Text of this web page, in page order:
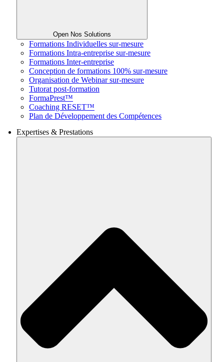
Open Nos Solutions
Formations Individuelles sur-mesure
Formations Intra-entreprise sur-mesure
Formations Inter-entreprise
Conception de formations 100% sur-mesure
Organisation de Webinar sur-mesure
Tutorat post-formation
FormaPrest™
Coaching RESET™
Plan de Développement des Compétences
Expertises & Prestations